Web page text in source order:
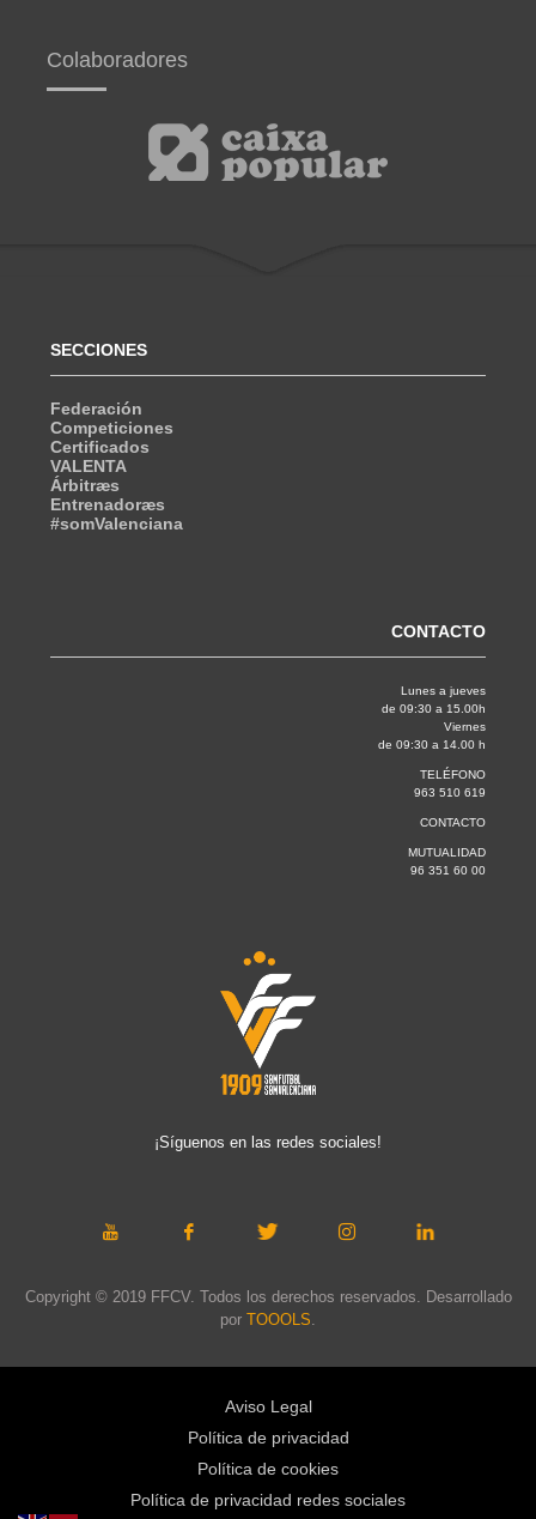
Colaboradores
SECCIONES
Federación
Competiciones
Certificados
VALENTA
Árbitræs
Entrenadoræs
#somValenciana
CONTACTO
Lunes a jueves
de 09:30 a 15.00h
Viernes
de 09:30 a 14.00 h
TELÉFONO
963 510 619
CONTACTO
MUTUALIDAD
96 351 60 00
¡Síguenos en las redes sociales!
Copyright © 2019 FFCV. Todos los derechos reservados. Desarrollado
por TOOOLS.
Aviso Legal
Política de privacidad
Política de cookies
Política de privacidad redes sociales